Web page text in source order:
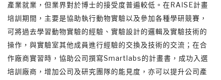
產業就業，但業界對於博士的接受度普遍較低。在RAISE計畫
培訓期間，主要是協助執行動物實驗以及參加各種學研競賽，
可將過去學習動物實驗的經驗、實驗設計的邏輯及實驗技術的
操作，與實驗室其他成員進行經驗的交換及技術的交流；在合
作廠商實習時，協助公司撰寫Smartlabs的計畫書，成功入選
培訓廠商，增加公司及研究團隊的能見度，亦可以提升公司產